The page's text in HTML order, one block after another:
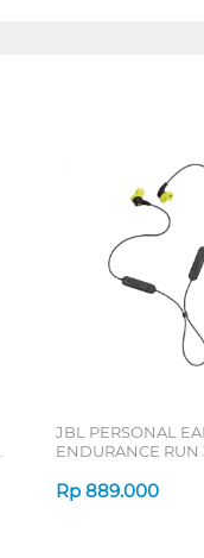
JBL PERSONAL
ENDURANCE RUN
Rp 889.000